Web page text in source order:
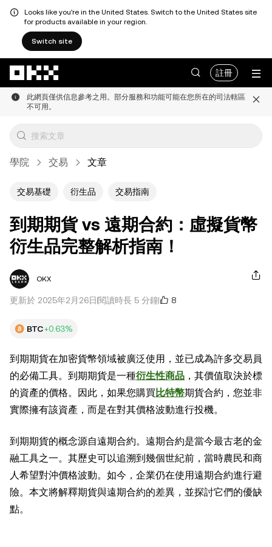
Looks like you're in the United States. Switch to the United States site
for products available in your region.
Switch site
註冊
此網頁僅供信息參考之用。部分服務和功能可能在您所在的司法轄區
不可用。
學院 交易 文章
交易基礎 衍生品 交易指南
到期期貨 vs 遠期合約：虛擬貨幣
衍生品完整解析指南！
OKX
更新於 2025年2月26日 閱讀時長 5 分鐘 8
BTC+0.63%
到期期貨在加密貨幣領域被廣泛使用，並已成為許多交易員
的必備工具。到期期貨是一種衍生性商品 ，其價值取決於標
的資產的價格。因此，如果您購買 比特幣期貨合約，您並非
實際擁有該資產，而是在對其價格波動進行投機。
到期期貨的概念源自遠期合約。遠期合約是當今最古老的金
融工具之一。其歷史可以追溯到幾個世紀前，當時農民和商
人希望對沖價格波動。如今，企業仍在使用遠期合約進行避
險。本文將解釋期貨與遠期合約的差異，並探討它們的優缺
點。